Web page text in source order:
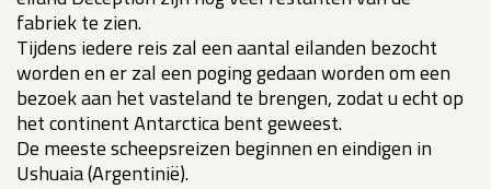
fabriek te zien.
Tijdens iedere reis zal een aantal eilanden bezocht
worden en er zal een poging gedaan worden om een
bezoek aan het vasteland te brengen, zodat u echt op
het continent Antarctica bent geweest.
De meeste scheepsreizen beginnen en eindigen in
Ushuaia (Argentinië).